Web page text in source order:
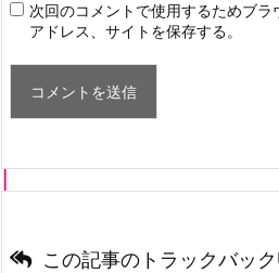
次回のコメントで使用するためブ
アドレス、サイトを保存する。
この記事のトラックバッ